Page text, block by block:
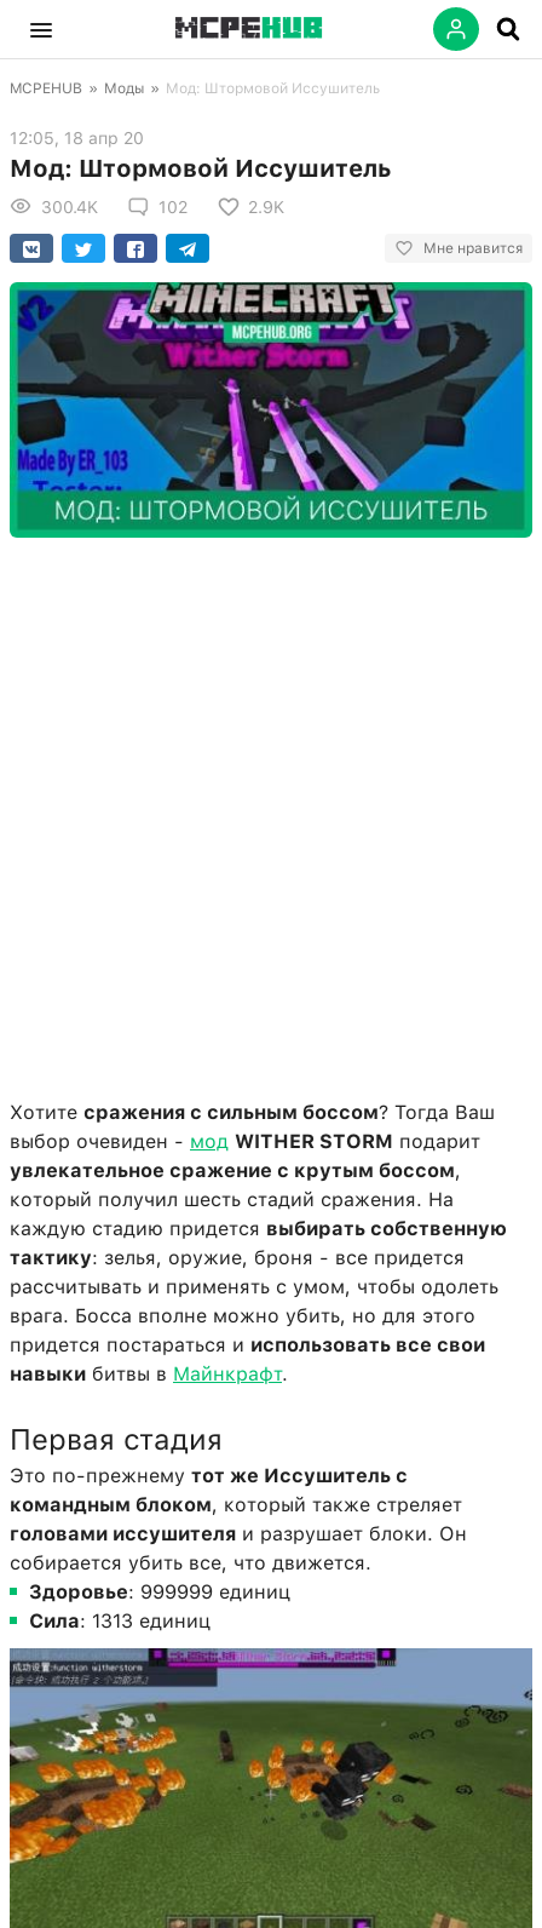
MCPEHUB » Моды » Мод: Штормовой Иссушитель
12:05, 18 апр 20
Мод: Штормовой Иссушитель
300.4K 102 2.9K
Мне нравится
Хотите сражения с сильным боссом? Тогда Ваш
выбор очевиден - мод WITHER STORM подарит
увлекательное сражение с крутым боссом,
который получил шесть стадий сражения. На
каждую стадию придется выбирать собственную
тактику: зелья, оружие, броня - все придется
рассчитывать и применять с умом, чтобы одолеть
врага. Босса вполне можно убить, но для этого
придется постараться и использовать все свои
навыки битвы в Майнкрафт.
Первая стадия
Это по-прежнему тот же Иссушитель с
командным блоком, который также стреляет
головами иссушителя и разрушает блоки. Он
собирается убить все, что движется.
Здоровье: 999999 единиц
Сила: 1313 единиц